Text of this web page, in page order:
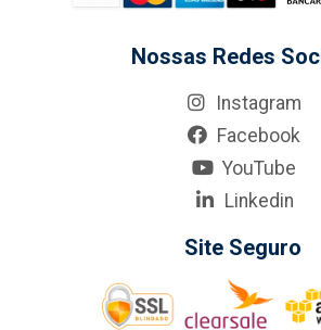
Nossas Redes
Instagram
Facebook
YouTube
Linkedin
Site Seguro